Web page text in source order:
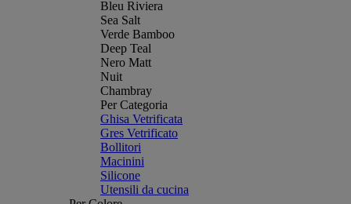
Bleu Riviera
Sea Salt
Verde Bamboo
Deep Teal
Nero Matt
Nuit
Chambray
Per Categoria
Ghisa Vetrificata
Gres Vetrificato
Bollitori
Macinini
Silicone
Utensili da cucina